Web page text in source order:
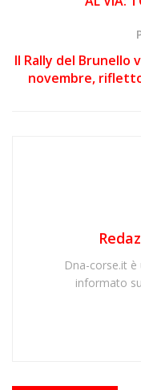
Il Rally del Brunello
novembre,
Dna-corse.it
informato